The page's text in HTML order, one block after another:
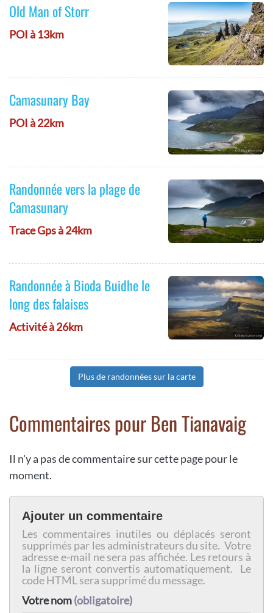
Old Man of Storr
POI à 13km
Camasunary Bay
POI à 22km
Randonnée vers la plage de
Camasunary
Trace Gps à 24km
Randonnée à Bioda Buidhe le
long des falaises
Activité à 26km
Plus de randonnées sur la carte
Commentaires pour Ben Tianavaig
Il n'y a pas de commentaire sur cette page pour le
moment.
Ajouter un commentaire
Les commentaires inutiles ou déplacés seront
supprimés par les administrateurs du site. Votre
adresse e-mail ne sera pas affichée. Les retours à
la ligne seront convertis automatiquement. Le
code HTML sera supprimé du message.
Votre nom(obligatoire)